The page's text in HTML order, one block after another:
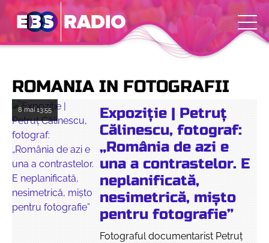
ROMANIA IN FOTOGRAFII
8 mai13:55
Expoziție | Petruț
Călinescu, fotograf:
„România de azi e
una a contrastelor. E
neplanificată,
nesimetrică, mișto
pentru fotografie”
Fotograful documentarist Petruț